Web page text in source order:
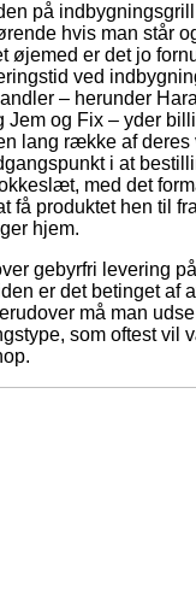
på
hvis man står
øjemed er det jo
ved
– herunder
Jem og Fix – yder
lang række af deres
i at
med det
få produktet hen til
hjem.
gebyrfri levering
er det betinget af
må man
som oftest vil